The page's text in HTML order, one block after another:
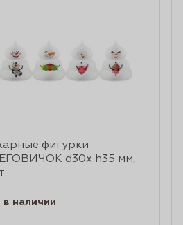
фигурки
d30х h35 мм,
в наличии